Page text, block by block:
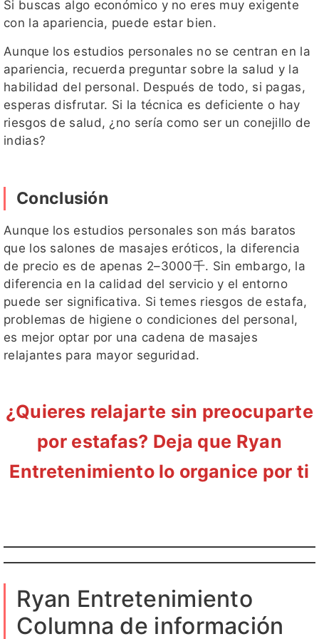
Si buscas algo económico y no eres muy exigente
con la apariencia, puede estar bien.
Aunque los estudios personales no se centran en la
apariencia, recuerda preguntar sobre la salud y la
habilidad del personal. Después de todo, si pagas,
esperas disfrutar. Si la técnica es deficiente o hay
riesgos de salud, ¿no sería como ser un conejillo de
indias?
Conclusión
Aunque los estudios personales son más baratos
que los salones de masajes eróticos, la diferencia
de precio es de apenas 2–3000千. Sin embargo, la
diferencia en la calidad del servicio y el entorno
puede ser significativa. Si temes riesgos de estafa,
problemas de higiene o condiciones del personal,
es mejor optar por una cadena de masajes
relajantes para mayor seguridad.
¿Quieres relajarte sin preocuparte
por estafas? Deja que Ryan
Entretenimiento lo organice por ti
Ryan Entretenimiento
Columna de información